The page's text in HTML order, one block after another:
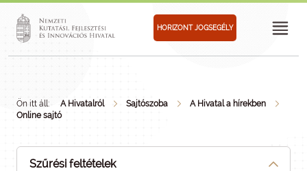
HORIZONT JOGSEGÉLY
Ön itt áll: A Hivatalról Sajtószoba
A Hivatal a hírekben
Online sajtó
Szűrési feltételek